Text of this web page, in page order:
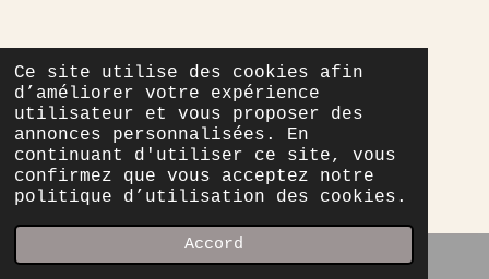
Ce site utilise des cookies afin
d’améliorer votre expérience
utilisateur et vous proposer des
annonces personnalisées. En
continuant d'utiliser ce site, vous
confirmez que vous acceptez notre
politique d’utilisation des cookies.
Accord